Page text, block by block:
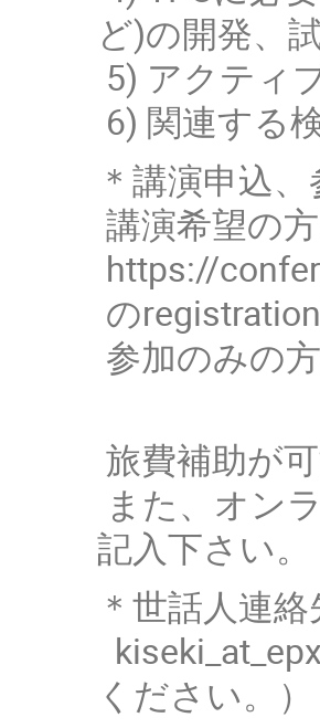
ど)の開発、
5) アクティ
6) 関連する
＊講演申込
講演希望の
https://
の
参加のみの
旅費補助が
また、オン
記入下さい。
＊世話人連絡
ください。）